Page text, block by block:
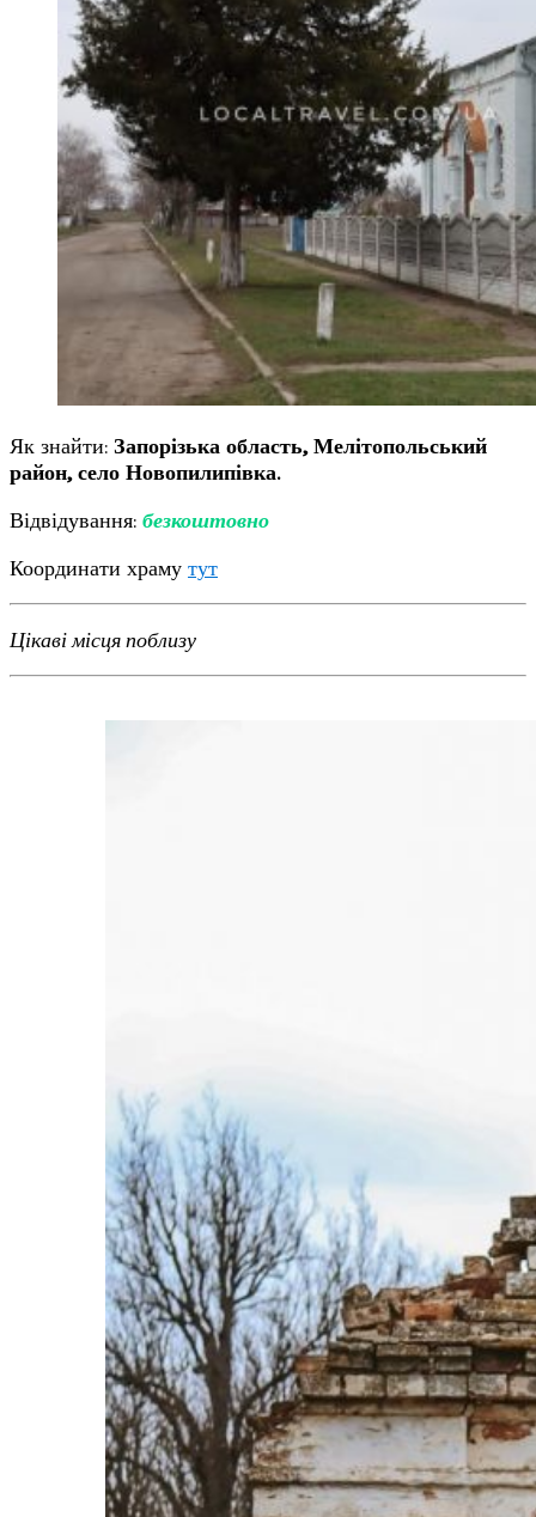
Як знайти: Запорізька область, Мелітопольський
район, село Новопилипівка.
Відвідування: безкоштовно
Координати храму тут
Цікаві місця поблизу